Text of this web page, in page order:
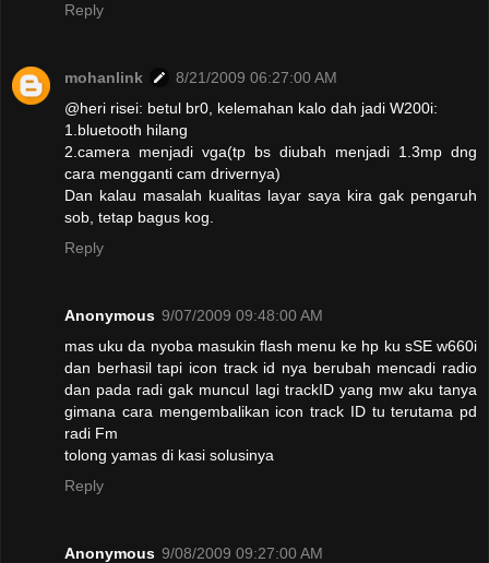
Reply
mohanlink
8/21/2009 06:27:00 AM
@heri risei: betul br0, kelemahan kalo dah jadi W200i:
1.bluetooth hilang
2.camera menjadi vga(tp bs diubah menjadi 1.3mp dng
cara mengganti cam drivernya)
Dan kalau masalah kualitas layar saya kira gak pengaruh
sob, tetap bagus kog.
Reply
Anonymous 9/07/2009 09:48:00 AM
mas uku da nyoba masukin flash menu ke hp ku sSE w660i
dan berhasil tapi icon track id nya berubah mencadi radio
dan pada radi gak muncul lagi trackID yang mw aku tanya
gimana cara mengembalikan icon track ID tu terutama pd
radi Fm
tolong yamas di kasi solusinya
Reply
Anonymous 9/08/2009 09:27:00 AM